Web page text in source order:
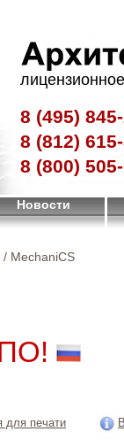
8 (495)
8 (812)
8 (800)
Новости
/ MechaniCS
для печати